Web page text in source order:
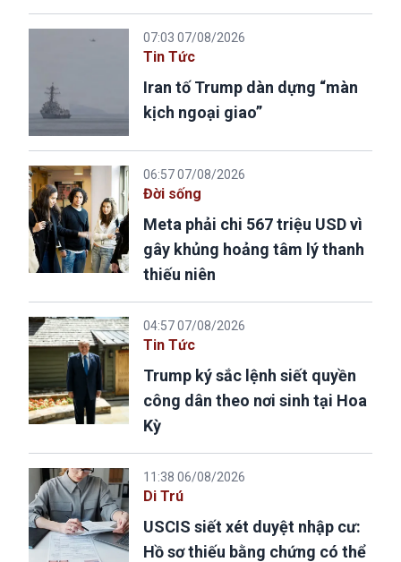
07:03 07/08/2026
Tin Tức
Iran tố Trump dàn dựng “màn
kịch ngoại giao”
06:57 07/08/2026
Đời sống
Meta phải chi 567 triệu USD vì
gây khủng hoảng tâm lý thanh
thiếu niên
04:57 07/08/2026
Tin Tức
Trump ký sắc lệnh siết quyền
công dân theo nơi sinh tại Hoa
Kỳ
11:38 06/08/2026
Di Trú
USCIS siết xét duyệt nhập cư:
Hồ sơ thiếu bằng chứng có thể